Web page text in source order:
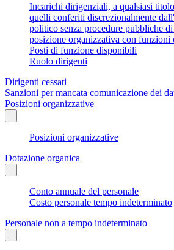
Incarichi dirigenziali, a qualsiasi
quelli conferiti discrezionalmente
politico senza procedure pubbliche
posizione organizzativa con funzioni
Posti di funzione disponibili
Ruolo dirigenti
Dirigenti cessati
Sanzioni per mancata comunicazione dei
Posizioni organizzative
Posizioni organizzative
Dotazione organica
Conto annuale del personale
Costo personale tempo indeterminato
Personale non a tempo indeterminato